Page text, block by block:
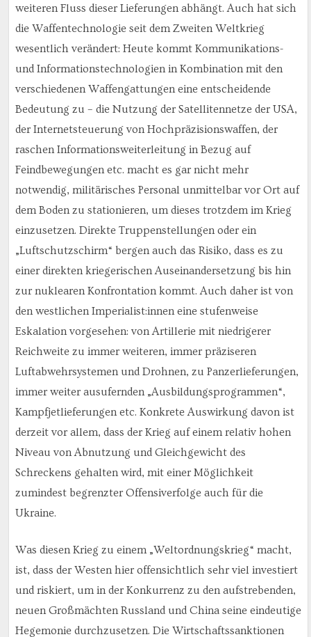
weiteren Fluss dieser Lieferungen abhängt. Auch hat sich
die Waffentechnologie seit dem Zweiten Weltkrieg
wesentlich verändert: Heute kommt Kommunikations-
und Informationstechnologien in Kombination mit den
verschiedenen Waffengattungen eine entscheidende
Bedeutung zu – die Nutzung der Satellitennetze der USA,
der Internetsteuerung von Hochpräzisionswaffen, der
raschen Informationsweiterleitung in Bezug auf
Feindbewegungen etc. macht es gar nicht mehr
notwendig, militärisches Personal unmittelbar vor Ort auf
dem Boden zu stationieren, um dieses trotzdem im Krieg
einzusetzen. Direkte Truppenstellungen oder ein
„Luftschutzschirm“ bergen auch das Risiko, dass es zu
einer direkten kriegerischen Auseinandersetzung bis hin
zur nuklearen Konfrontation kommt. Auch daher ist von
den westlichen Imperialist:innen eine stufenweise
Eskalation vorgesehen: von Artillerie mit niedrigerer
Reichweite zu immer weiteren, immer präziseren
Luftabwehrsystemen und Drohnen, zu Panzerlieferungen,
immer weiter ausufernden „Ausbildungsprogrammen“,
Kampfjetlieferungen etc. Konkrete Auswirkung davon ist
derzeit vor allem, dass der Krieg auf einem relativ hohen
Niveau von Abnutzung und Gleichgewicht des
Schreckens gehalten wird, mit einer Möglichkeit
zumindest begrenzter Offensiverfolge auch für die
Ukraine.
Was diesen Krieg zu einem „Weltordnungskrieg“ macht,
ist, dass der Westen hier offensichtlich sehr viel investiert
und riskiert, um in der Konkurrenz zu den aufstrebenden,
neuen Großmächten Russland und China seine eindeutige
Hegemonie durchzusetzen. Die Wirtschaftssanktionen